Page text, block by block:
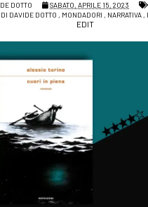
DOTTO SABATO, APRILE 15, 2023
DAVIDE DOTTO , MONDADORI , NARRATIVA ,
EDIT